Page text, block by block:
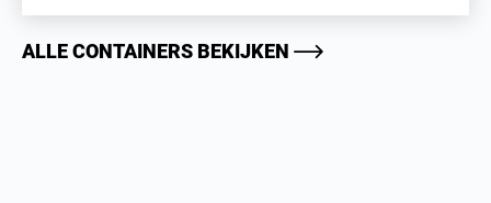
ALLE CONTAINERS BEKIJKEN